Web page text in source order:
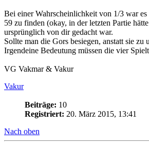
Bei einer Wahrscheinlichkeit von 1/3 war
59 zu finden (okay, in der letzten Partie
ursprünglich von dir gedacht war.
Sollte man die Gors besiegen, anstatt sie
Irgendeine Bedeutung müssen die vier
VG Vakmar & Vakur
Vakur
Beiträge: 10
Registriert: 20. März 2015, 13:41
Nach oben